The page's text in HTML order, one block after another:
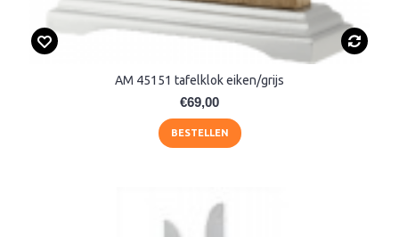
AM 45151 tafelklok eiken/grijs
€69,00
BESTELLEN